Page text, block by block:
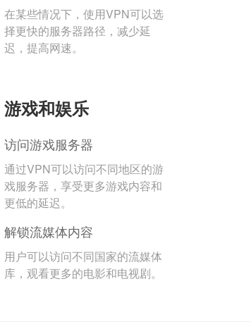
在某些情况下，使用VPN可以选
择更快的服务器路径，减少延
迟，提高网速。
游戏和娱乐
访问游戏服务器
通过VPN可以访问不同地区的游
戏服务器，享受更多游戏内容和
更低的延迟。
解锁流媒体内容
用户可以访问不同国家的流媒体
库，观看更多的电影和电视剧。